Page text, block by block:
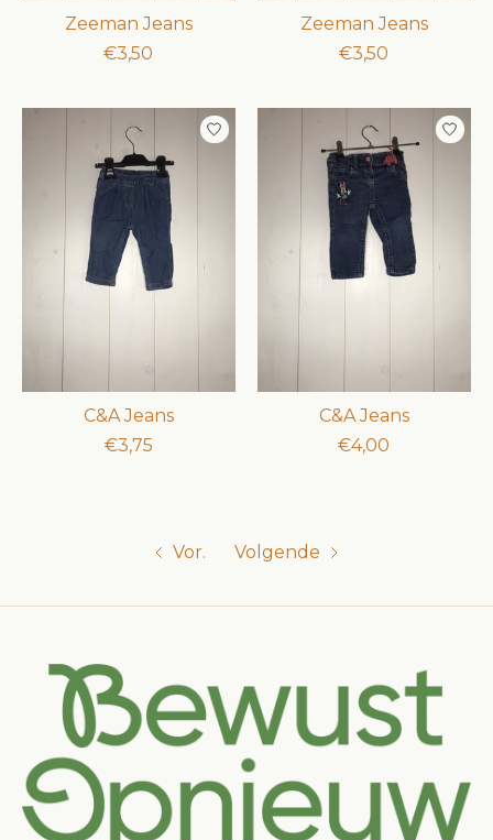
Zeeman Jeans
€3,50
Zeeman Jeans
€3,50
C&A Jeans
€3,75
C&A Jeans
€4,00
Vor. Volgende